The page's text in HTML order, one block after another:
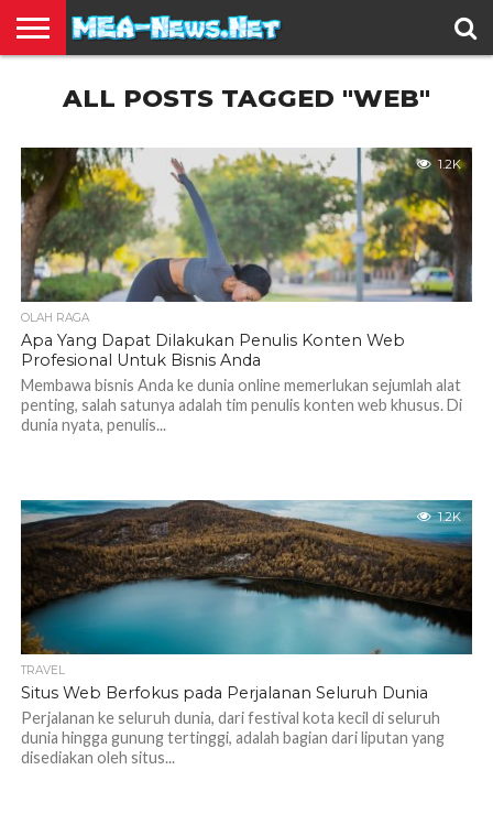
TERBARU
EDUKASI
HIBURAN
INSPIRASI
KESEHATAN
KULINER
OLAH
RAGA
OTOMOTIF
TRAVEL
JUAL
BELIALL POSTS TAGGED "WEB"
1.2K
OLAH RAGA
Apa Yang Dapat Dilakukan Penulis Konten Web
Profesional Untuk Bisnis Anda
Membawa bisnis Anda ke dunia online memerlukan sejumlah alat
penting, salah satunya adalah tim penulis konten web khusus. Di
dunia nyata, penulis...
1.2K
TRAVEL
Situs Web Berfokus pada Perjalanan Seluruh Dunia
Perjalanan ke seluruh dunia, dari festival kota kecil di seluruh
dunia hingga gunung tertinggi, adalah bagian dari liputan yang
disediakan oleh situs...